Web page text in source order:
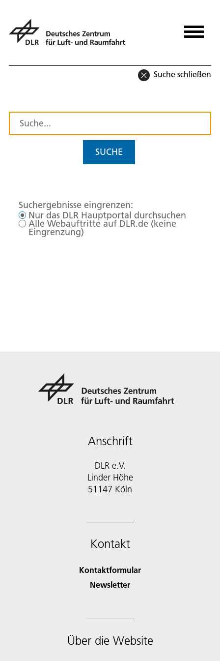
Suche schließen
SUCHE
Suchergebnisse eingrenzen:
Nur das DLR Hauptportal durchsuchen
Alle Webauftritte auf DLR.de (keine
Eingrenzung)
Anschrift
DLR e.V.
Linder Höhe
51147 Köln
Kontakt
Kontaktformular
Newsletter
Über die Website